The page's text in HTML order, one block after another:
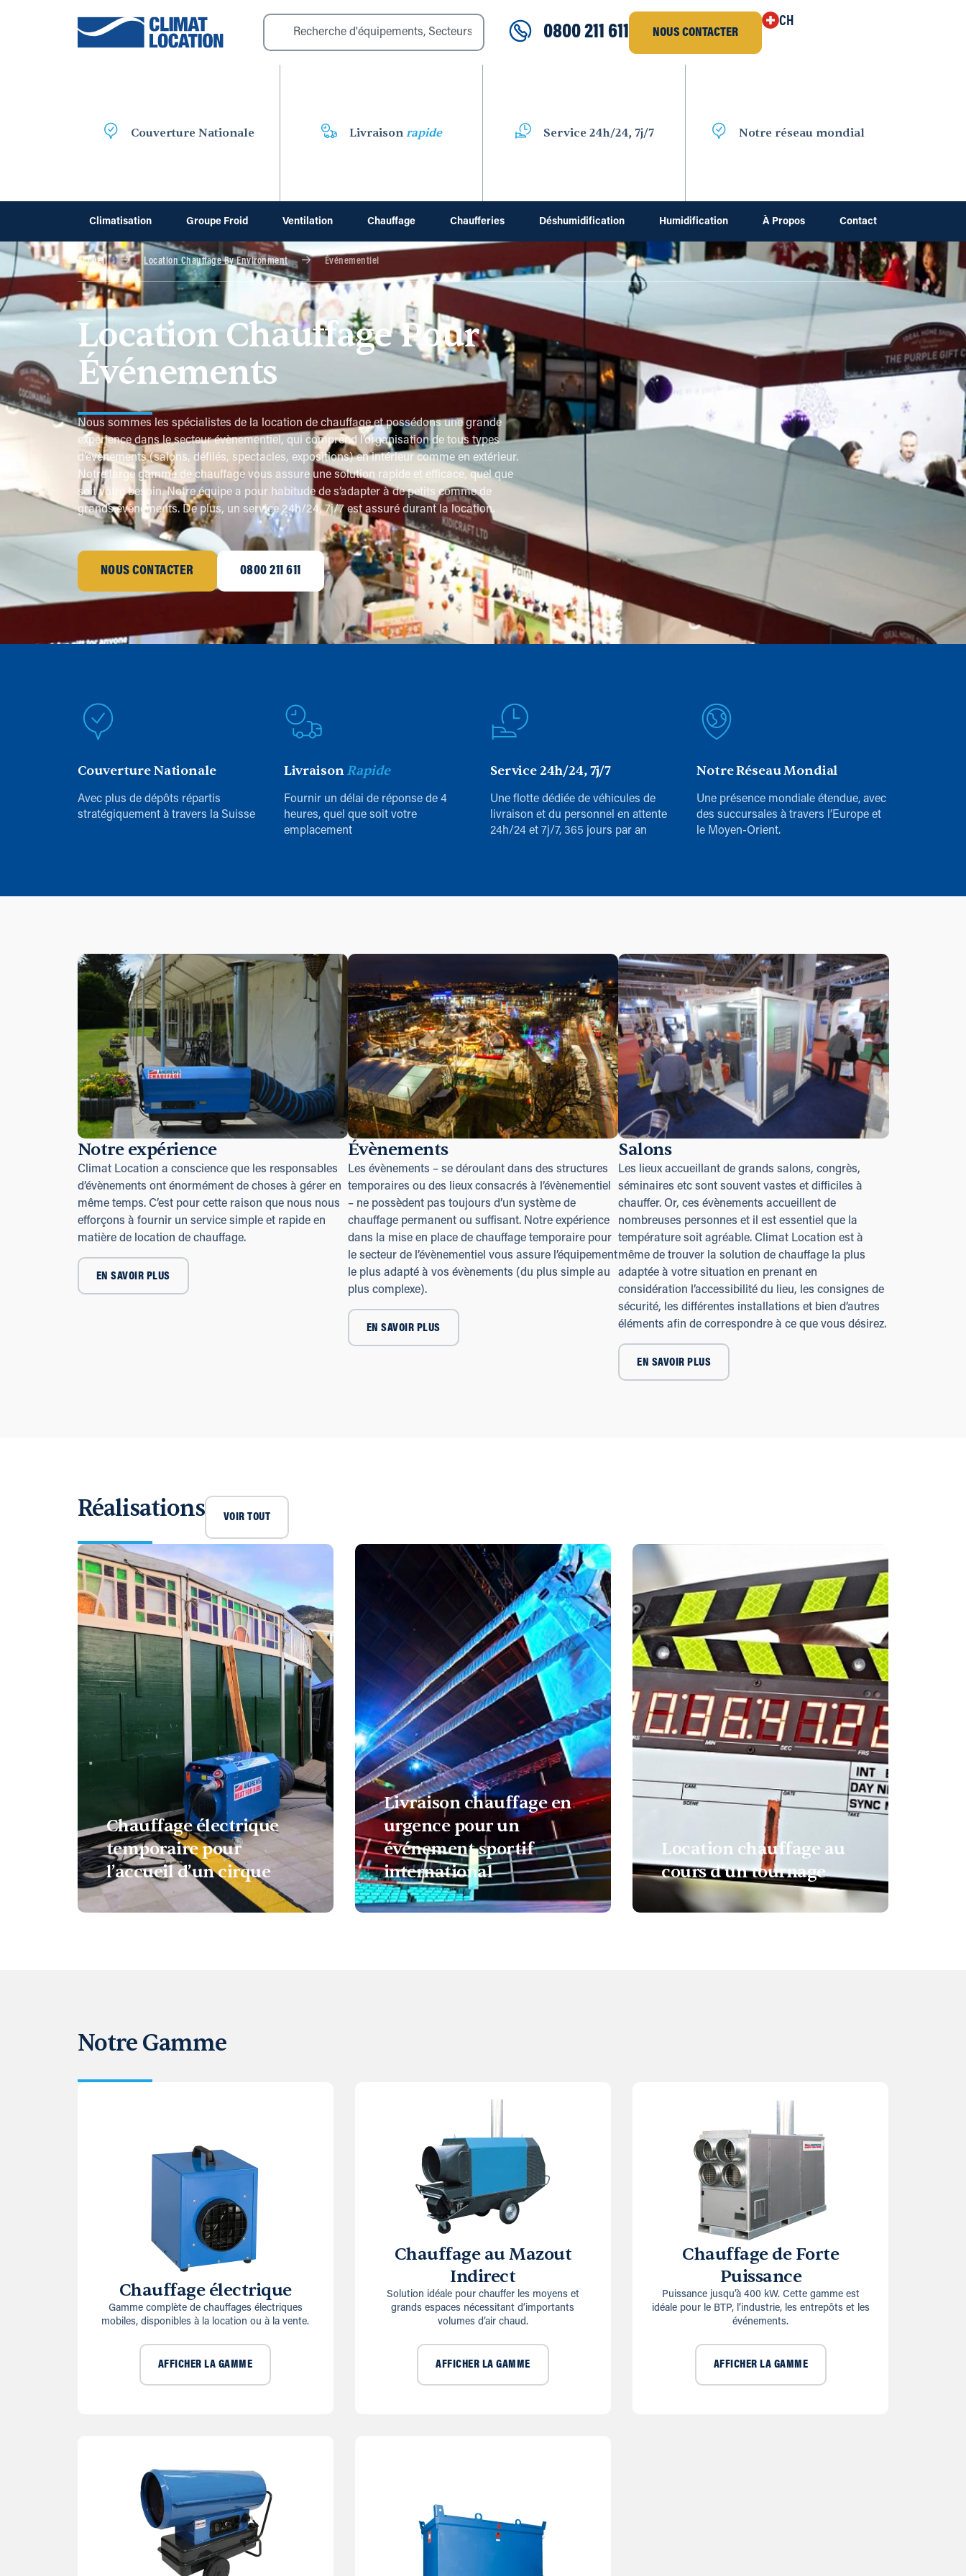
0800 211 611 NOUS CONTACTER
CH
Couverture Nationale Livraison rapide Service 24h/24, 7j/7 Notre réseau mondial
Climatisation Groupe Froid Ventilation Chauffage Chaufferies Déshumidification Humidification À Propos Contact
Accueil Location Chauffage By Environment Événementiel
Location Chauffage Pour
Événements
Nous sommes les spécialistes de la location de chauffage et possédons une grande
expérience dans le secteur évènementiel, qui comprend l’organisation de tous types
d’évènements (salons, défilés, spectacles, expositions) en intérieur comme en extérieur.
Notre large gamme de chauffage vous assure une solution rapide et efficace, quel que
soit votre besoin. Notre équipe a pour habitude de s’adapter à de petits comme de
grands évènements. De plus, un service 24h/24, 7j/7 est assuré durant la location.
NOUS CONTACTER 0800 211 611
Couverture Nationale
Avec plus de dépôts répartis
stratégiquement à travers la Suisse
LivraisonRapide
Fournir un délai de réponse de 4
heures, quel que soit votre
emplacement
Service 24h/24, 7j/7
Une flotte dédiée de véhicules de
livraison et du personnel en attente
24h/24 et 7j/7, 365 jours par an
Notre Réseau Mondial
Une présence mondiale étendue, avec
des succursales à travers l’Europe et
le Moyen-Orient.
Notre expérience
Climat Location a conscience que les responsables
d’évènements ont énormément de choses à gérer en
même temps. C’est pour cette raison que nous nous
efforçons à fournir un service simple et rapide en
matière de location de chauffage.
EN SAVOIR PLUS
Évènements
Les évènements – se déroulant dans des structures
temporaires ou des lieux consacrés à l’évènementiel
– ne possèdent pas toujours d’un système de
chauffage permanent ou suffisant. Notre expérience
dans la mise en place de chauffage temporaire pour
le secteur de l’évènementiel vous assure l’équipement
le plus adapté à vos évènements (du plus simple au
plus complexe).
EN SAVOIR PLUS
Salons
Les lieux accueillant de grands salons, congrès,
séminaires etc sont souvent vastes et difficiles à
chauffer. Or, ces évènements accueillent de
nombreuses personnes et il est essentiel que la
température soit agréable. Climat Location est à
même de trouver la solution de chauffage la plus
adaptée à votre situation en prenant en
considération l’accessibilité du lieu, les consignes de
sécurité, les différentes installations et bien d’autres
éléments afin de correspondre à ce que vous désirez.
EN SAVOIR PLUS
Réalisations VOIR TOUT
Chauffage électrique
temporaire pour
l’accueil d’un cirque
Livraison chauffage en
urgence pour un
événement sportif
international
Location chauffage au
cours d’un tournage
Notre Gamme
Chauffage électrique
Gamme complète de chauffages électriques
mobiles, disponibles à la location ou à la vente.
AFFICHER LA GAMME
Chauffage au Mazout
Indirect
Solution idéale pour chauffer les moyens et
grands espaces nécessitant d’importants
volumes d’air chaud.
AFFICHER LA GAMME
Chauffage de Forte
Puissance
Puissance jusqu’à 400 kW. Cette gamme est
idéale pour le BTP, l’industrie, les entrepôts et les
événements.
AFFICHER LA GAMME